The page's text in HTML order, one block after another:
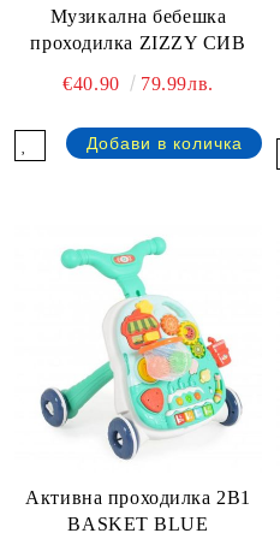
Музикална бебешка
проходилка ZIZZY СИВ
€40.90 79.99лв.
Активна проходилка 2В1
BASKET BLUE